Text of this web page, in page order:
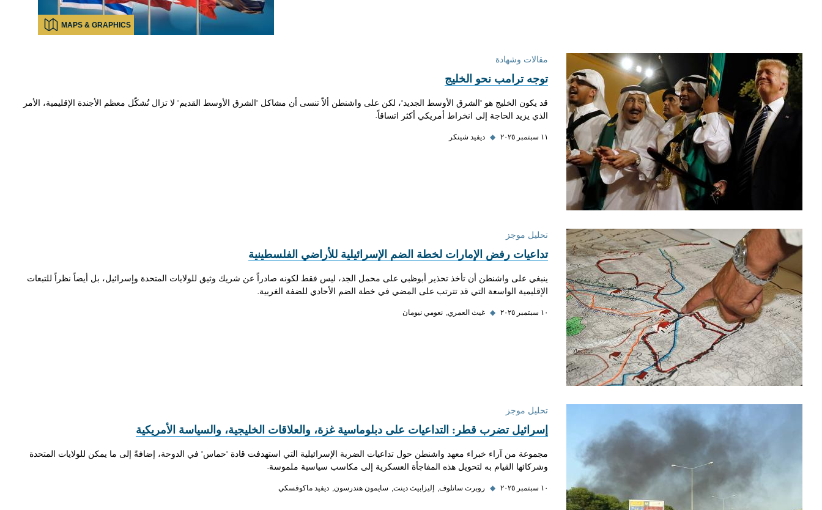
MAPS & GRAPHICS
مقالات وشهادة
توجه ترامب نحو الخليج
قد يكون الخليج هو "الشرق الأوسط الجديد"، لكن على واشنطن ألاّ تنسى أن مشاكل "الشرق الأوسط القديم" لا تزال تُشكّل معظم الأجندة الإقليمية، الأمر
الذي يزيد الحاجة إلى انخراط أمريكي أكثر اتساقاً.
١١ سبتمبر ٢٠٢٥ ◆ ديفيد شينكر
تحليل موجز
تداعيات رفض الإمارات لخطة الضم الإسرائيلية للأراضي الفلسطينية
ينبغي على واشنطن أن تأخذ تحذير أبوظبي على محمل الجد، ليس فقط لكونه صادراً عن شريك وثيق للولايات المتحدة وإسرائيل، بل أيضاً نظراً للتبعات
الإقليمية الواسعة التي قد تترتب على المضي في خطة الضم الأحادي للضفة الغربية.
١٠ سبتمبر ٢٠٢٥ ◆ غيث العمري نعومي نيومان
تحليل موجز
إسرائيل تضرب قطر: التداعيات على دبلوماسية غزة، والعلاقات الخليجية، والسياسة الأمريكية
مجموعة من آراء خبراء معهد واشنطن حول تداعيات الضربة الإسرائيلية التي استهدفت قادة "حماس" في الدوحة، إضافةً إلى ما يمكن للولايات المتحدة
وشركائها القيام به لتحويل هذه المفاجأة العسكرية إلى مكاسب سياسية ملموسة.
١٠ سبتمبر ٢٠٢٥ ◆ روبرت ساتلوف إليزابيث دينت سايمون هندرسون ديفيد ماكوفسكي